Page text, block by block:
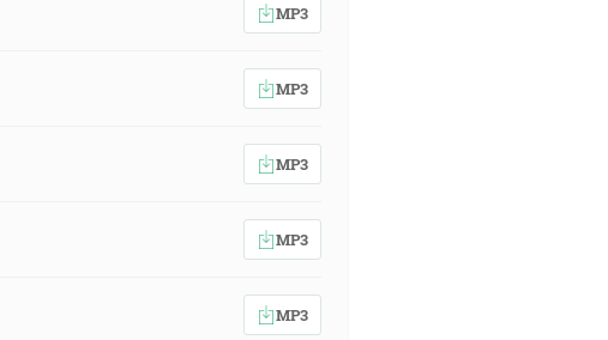
MP3
MP3
MP3
MP3
MP3